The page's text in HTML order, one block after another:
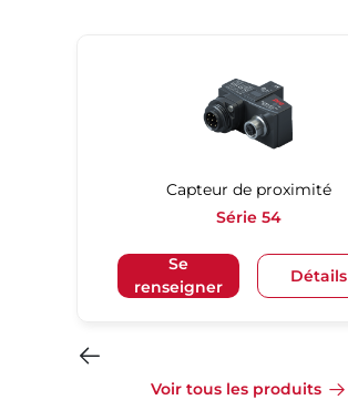
Capteur de proximité
Série 54
Se
renseigner
Détails
Voir tous les produits